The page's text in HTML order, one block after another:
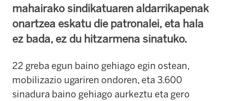
mahairako sindikatuaren aldarrikapenak
onartzea eskatu die patronalei, eta hala
ez bada, ez du hitzarmena sinatuko.
22 greba egun baino gehiago egin ostean,
mobilizazio ugariren ondoren, eta 3.600
sinadura baino gehiago aurkeztu eta gero